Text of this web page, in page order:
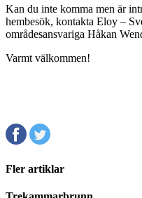
Kan du inte komma men är
hembesök, kontakta Eloy –
områdesansvariga Håkan
Varmt välkommen!
Fler artiklar